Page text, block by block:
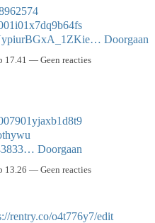
Doorgaan
17.41 — Geen reacties
Doorgaan
13.26 — Geen reacties
rentry.co/o4t776y7/edit